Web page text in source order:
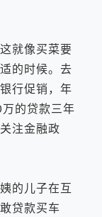
就像买菜要
的时候。去
行促销，年
的贷款三年
注金融政
的儿子在互
贷款买车